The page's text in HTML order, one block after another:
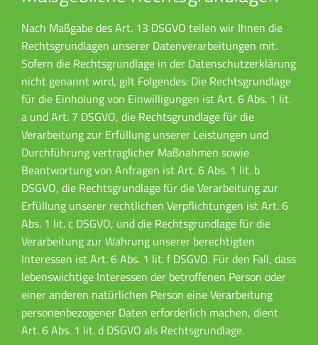
Nach Maßgabe des Art. 13 DSGVO teilen wir Ihnen die
Rechtsgrundlagen unserer Datenverarbeitungen mit.
Sofern die Rechtsgrundlage in der Datenschutzerklärung
nicht genannt wird, gilt Folgendes: Die Rechtsgrundlage
für die Einholung von Einwilligungen ist Art. 6 Abs. 1 lit.
a und Art. 7 DSGVO, die Rechtsgrundlage für die
Verarbeitung zur Erfüllung unserer Leistungen und
Durchführung vertraglicher Maßnahmen sowie
Beantwortung von Anfragen ist Art. 6 Abs. 1 lit. b
DSGVO, die Rechtsgrundlage für die Verarbeitung zur
Erfüllung unserer rechtlichen Verpflichtungen ist Art. 6
Abs. 1 lit. c DSGVO, und die Rechtsgrundlage für die
Verarbeitung zur Wahrung unserer berechtigten
Interessen ist Art. 6 Abs. 1 lit. f DSGVO. Für den Fall, dass
lebenswichtige Interessen der betroffenen Person oder
einer anderen natürlichen Person eine Verarbeitung
personenbezogener Daten erforderlich machen, dient
Art. 6 Abs. 1 lit. d DSGVO als Rechtsgrundlage.